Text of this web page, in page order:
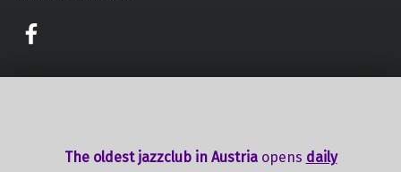
The oldest jazzclub in Austria opens daily